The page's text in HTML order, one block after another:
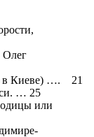
Олег
в Киеве) …. 21
… 25
или